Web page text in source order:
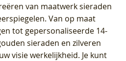
van maatwerk sieraden
Van op maat
tot gepersonaliseerde 14-
sieraden en zilveren
visie werkelijkheid. Je kunt